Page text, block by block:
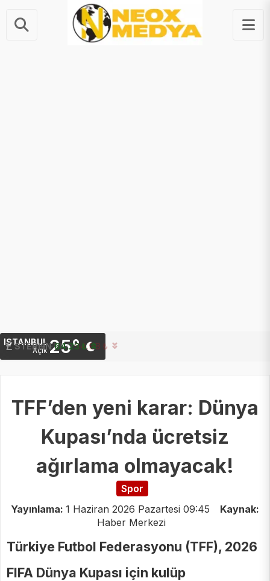
STERLIN 64.23 ₺
İSTANBUL
Açık 25°
TFF’den yeni karar: Dünya
Kupası’nda ücretsiz
ağırlama olmayacak!
Spor
Yayınlama: 1 Haziran 2026 Pazartesi 09:45
Kaynak:
Haber Merkezi
Türkiye Futbol Federasyonu (TFF), 2026
FIFA Dünya Kupası için kulüp